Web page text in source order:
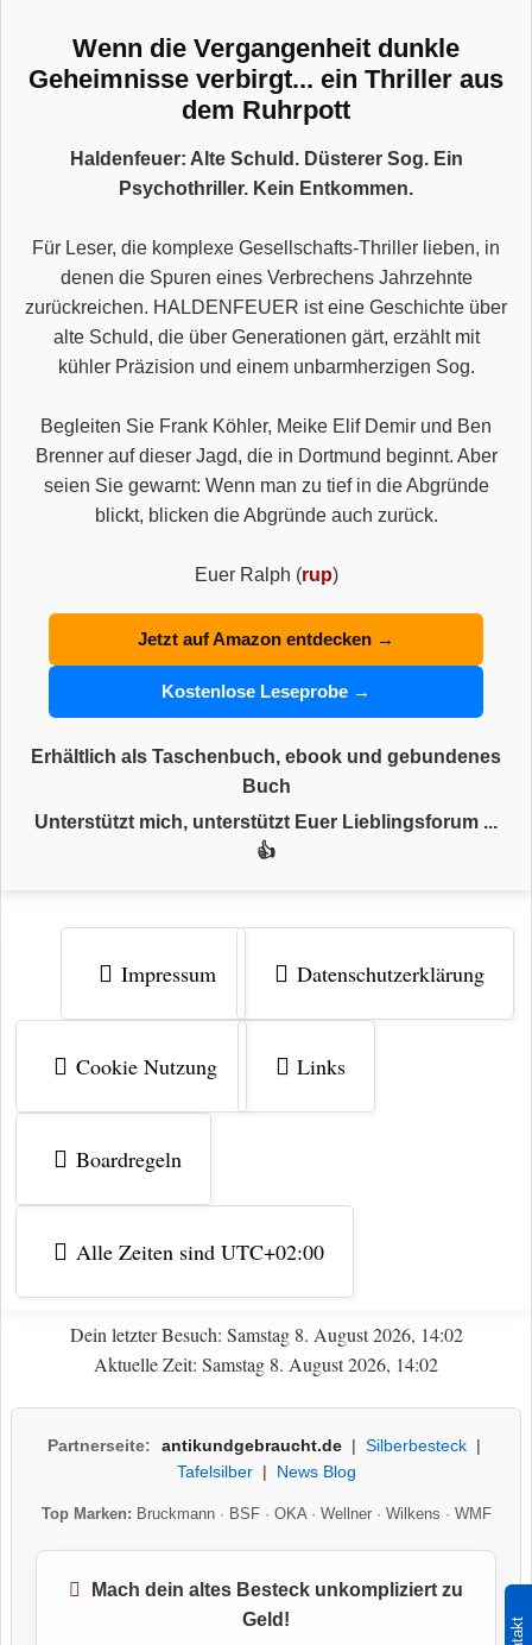
Wenn die Vergangenheit dunkle
Geheimnisse verbirgt... ein Thriller aus
dem Ruhrpott
Haldenfeuer: Alte Schuld. Düsterer Sog. Ein
Psychothriller. Kein Entkommen.
Für Leser, die komplexe Gesellschafts-Thriller lieben, in
denen die Spuren eines Verbrechens Jahrzehnte
zurückreichen. HALDENFEUER ist eine Geschichte über
alte Schuld, die über Generationen gärt, erzählt mit
kühler Präzision und einem unbarmherzigen Sog.
Begleiten Sie Frank Köhler, Meike Elif Demir und Ben
Brenner auf dieser Jagd, die in Dortmund beginnt. Aber
seien Sie gewarnt: Wenn man zu tief in die Abgründe
blickt, blicken die Abgründe auch zurück.
Euer Ralph (rup)
Jetzt auf Amazon entdecken →
Kostenlose Leseprobe →
Erhältlich als Taschenbuch, ebook und gebundenes
Buch
Unterstützt mich, unterstützt Euer Lieblingsforum ...
👍
Impressum Datenschutzerklärung
Cookie Nutzung Links
Boardregeln
Alle Zeiten sind UTC+02:00
Dein letzter Besuch: Samstag 8. August 2026, 14:02
Aktuelle Zeit: Samstag 8. August 2026, 14:02
Partnerseite: antikundgebraucht.de| Silberbesteck|
Tafelsilber| News Blog
Top Marken: Bruckmann· BSF· OKA· Wellner· Wilkens · WMF
Mach dein altes Besteck unkompliziert zu
Geld!